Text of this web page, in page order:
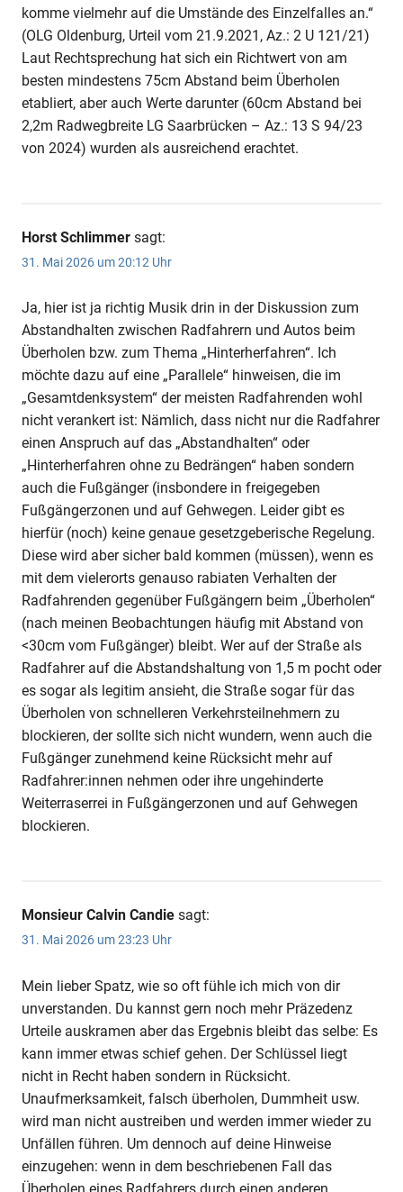
komme vielmehr auf die Umstände des Einzelfalles an.“
(OLG Oldenburg, Urteil vom 21.9.2021, Az.: 2 U 121/21)
Laut Rechtsprechung hat sich ein Richtwert von am
besten mindestens 75cm Abstand beim Überholen
etabliert, aber auch Werte darunter (60cm Abstand bei
2,2m Radwegbreite LG Saarbrücken – Az.: 13 S 94/23
von 2024) wurden als ausreichend erachtet.
Horst Schlimmer sagt:
31. Mai 2026 um 20:12 Uhr
Ja, hier ist ja richtig Musik drin in der Diskussion zum
Abstandhalten zwischen Radfahrern und Autos beim
Überholen bzw. zum Thema „Hinterherfahren“. Ich
möchte dazu auf eine „Parallele“ hinweisen, die im
„Gesamtdenksystem“ der meisten Radfahrenden wohl
nicht verankert ist: Nämlich, dass nicht nur die Radfahrer
einen Anspruch auf das „Abstandhalten“ oder
„Hinterherfahren ohne zu Bedrängen“ haben sondern
auch die Fußgänger (insbondere in freigegeben
Fußgängerzonen und auf Gehwegen. Leider gibt es
hierfür (noch) keine genaue gesetzgeberische Regelung.
Diese wird aber sicher bald kommen (müssen), wenn es
mit dem vielerorts genauso rabiaten Verhalten der
Radfahrenden gegenüber Fußgängern beim „Überholen“
(nach meinen Beobachtungen häufig mit Abstand von
<30cm vom Fußgänger) bleibt. Wer auf der Straße als
Radfahrer auf die Abstandshaltung von 1,5 m pocht oder
es sogar als legitim ansieht, die Straße sogar für das
Überholen von schnelleren Verkehrsteilnehmern zu
blockieren, der sollte sich nicht wundern, wenn auch die
Fußgänger zunehmend keine Rücksicht mehr auf
Radfahrer:innen nehmen oder ihre ungehinderte
Weiterraserrei in Fußgängerzonen und auf Gehwegen
blockieren.
Monsieur Calvin Candie sagt:
31. Mai 2026 um 23:23 Uhr
Mein lieber Spatz, wie so oft fühle ich mich von dir
unverstanden. Du kannst gern noch mehr Präzedenz
Urteile auskramen aber das Ergebnis bleibt das selbe: Es
kann immer etwas schief gehen. Der Schlüssel liegt
nicht in Recht haben sondern in Rücksicht.
Unaufmerksamkeit, falsch überholen, Dummheit usw.
wird man nicht austreiben und werden immer wieder zu
Unfällen führen. Um dennoch auf deine Hinweise
einzugehen: wenn in dem beschriebenen Fall das
Überholen eines Radfahrers durch einen anderen